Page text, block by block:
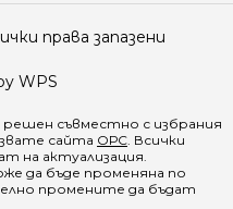
права запазени
WPS
съвместно с избрания
сайта ОРС . Всички
на актуализация.
да бъде променяна по
промените да бъдат